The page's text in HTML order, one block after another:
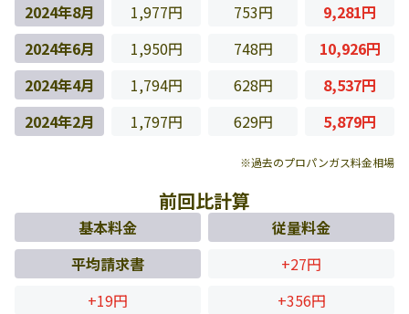
2024年8月
1,977円 753円
9,281円
2024年6月
1,950円 748円
10,926円
2024年4月
1,794円 628円
8,537円
2024年2月
1,797円 629円 5,879円
※過去のプロパンガス料金相場
前回比計算
基本料金
従量料金
平均請求書
+27円
+19円
+356円